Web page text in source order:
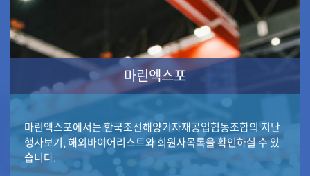
마린엑스포
마린엑스포에서는 한국조선해양기자재공업협동조합의 지난
행사보기, 해외바이어리스트와 회원사목록을 확인하실 수 있
습니다.